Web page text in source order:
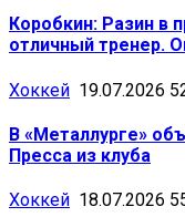
Коробкин: Разин в
отличный тренер.
Хоккей 19.07.2026
В «Металлурге»
Пресса из клуба
Хоккей 18.07.2026